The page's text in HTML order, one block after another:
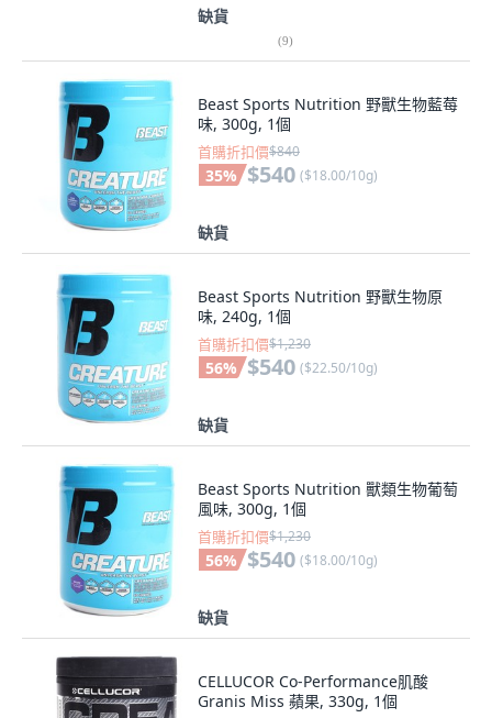
缺貨
(9)
Beast Sports Nutrition 野獸生物藍莓
味, 300g, 1個
首購折扣價$840
35% $540 ($18.00/10g)
缺貨
Beast Sports Nutrition 野獸生物原
味, 240g, 1個
首購折扣價$1,230
56% $540 ($22.50/10g)
缺貨
Beast Sports Nutrition 獸類生物葡萄
風味, 300g, 1個
首購折扣價$1,230
56% $540 ($18.00/10g)
缺貨
CELLUCOR Co-Performance肌酸
Granis Miss 蘋果, 330g, 1個